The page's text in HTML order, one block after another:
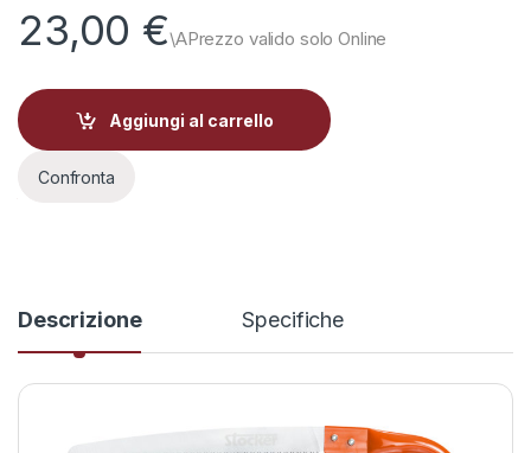
23,00 €
Aggiungi al carrello
Confronta
Descrizione Specifiche